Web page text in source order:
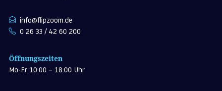
info@flipzoom.de
0 26 33 / 42 60 200
Öffnungszeiten
Mo-Fr 10:00 – 18:00 Uhr